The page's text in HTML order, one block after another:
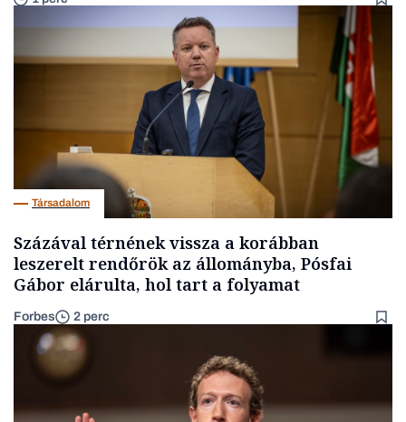
Társadalom
Százával térnének vissza a korábban
leszerelt rendőrök az állományba, Pósfai
Gábor elárulta, hol tart a folyamat
Forbes 2 perc